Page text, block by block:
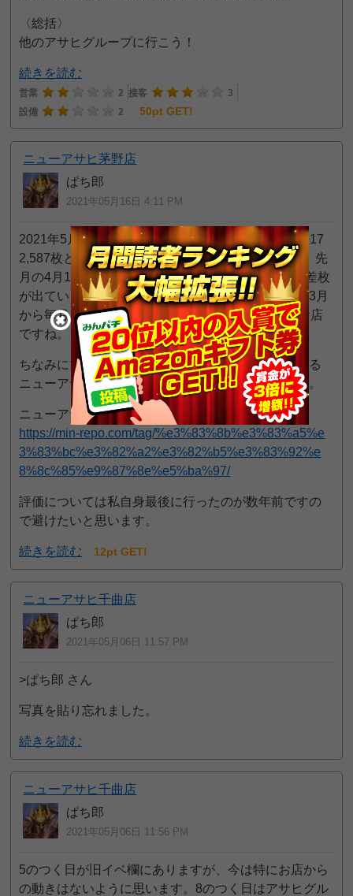
〈総括〉
他のアサヒグループに行こう！
続きを読む
営業 2 接客
3
設備
2 50pt GET!
ニューアサヒ茅野店
ぱち郎
2021年05月16日 4:11 PM
2021年5月15日（旧イベ日：5のつく日）に総差枚+17
2,587枚という驚異的な数字をたたき出しています。先
月の4月15日が周年だったようで、そこでも十分な差枚
が出ていましたが、さらにその上をいっています。3月
から毎月15日が強いようなので今後も注目したいお店
ですね。
ちなみにですが、グループで旗艦店と位置付けている
ニューアサヒ青木島店よりもはるかに出しています。
ニューアサヒ茅野店：みんレポ
https://min-repo.com/tag/%e3%83%8b%e3%83%a5%e
3%83%bc%e3%82%a2%e3%82%b5%e3%83%92%e
8%8c%85%e9%87%8e%e5%ba%97/
評価については私自身最後に行ったのが数年前ですの
で避けたいと思います。
続きを読む 12pt GET!
ニューアサヒ千曲店
ぱち郎
2021年05月06日 11:57 PM
>ぱち郎 さん
写真を貼り忘れました。
続きを読む
ニューアサヒ千曲店
ぱち郎
2021年05月06日 11:56 PM
5のつく日が旧イベ欄にありますが、今は特にお店から
の動きはないように思います。8のつく日はアサヒグル